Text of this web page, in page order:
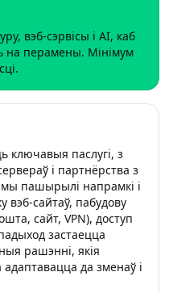
вэб‑сэрвісы і AI, каб
на перамены. Мінімум
ключавыя паслугі, з
і партнёрства з
пашырылі напрамкі і
пабудову
сайт, VPN), доступ
застаецца
рашэнні, якія
да зменаў і